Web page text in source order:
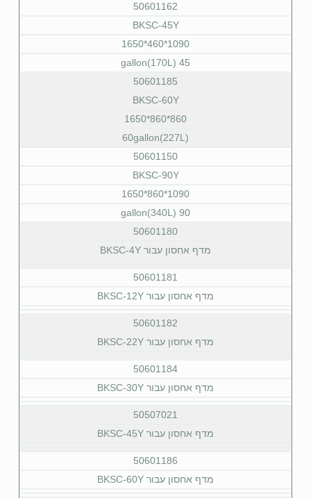
50601162
BKSC-45Y
1090*460*1650
45 gallon(170L)
50601185
BKSC-60Y
860*860*1650
60gallon(227L)
50601150
BKSC-90Y
1090*860*1650
90 gallon(340L)
50601180
מדף אחסון עבור BKSC-4Y
50601181
מדף אחסון עבור BKSC-12Y
50601182
מדף אחסון עבור BKSC-22Y
50601184
מדף אחסון עבור BKSC-30Y
50507021
מדף אחסון עבור BKSC-45Y
50601186
מדף אחסון עבור BKSC-60Y